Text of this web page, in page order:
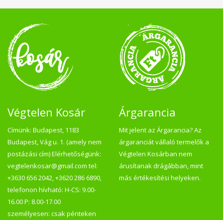
Végtelen Kosár
Címünk: Budapest, 1183
Budapest, Vág u. 1. (amely nem
postázási cím) Elérhetőségünk:
vegtelenkosar@gmail.com tel:
+3630 656 2042, +3620 286 6890,
telefonon hívható: H-CS: 9.00-
16.00 P: 8.00-17.00
személyesen: csak pénteken
Árgarancia
Mit jelent az Árgarancia? Az
árgaranciát vállaló termelők a
Végtelen Kosárban nem
árusítanak drágábban, mint
más értékesítési helyeken.